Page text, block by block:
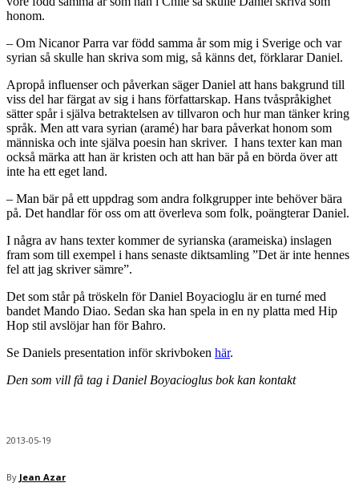
honom.
– Om Nicanor Parra var född samma år som mig i Sverige och var
syrian så skulle han skriva som mig, så känns det, förklarar Daniel.
Apropå influenser och påverkan säger Daniel att hans bakgrund till
viss del har färgat av sig i hans författarskap. Hans tvåspråkighet
sätter spår i själva betraktelsen av tillvaron och hur man tänker kring
språk. Men att vara syrian (aramé) har bara påverkat honom som
människa och inte själva poesin han skriver. I hans texter kan man
också märka att han är kristen och att han bär på en börda över att
inte ha ett eget land.
– Man bär på ett uppdrag som andra folkgrupper inte behöver bära
på. Det handlar för oss om att överleva som folk, poängterar Daniel.
I några av hans texter kommer de syrianska (arameiska) inslagen
fram som till exempel i hans senaste diktsamling ”Det är inte hennes
fel att jag skriver sämre”.
Det som står på tröskeln för Daniel Boyacioglu är en turné med
bandet Mando Diao. Sedan ska han spela in en ny platta med Hip
Hop stil avslöjar han för Bahro.
Se Daniels presentation inför skrivboken här.
Den som vill få tag i Daniel Boyacioglus bok kan kontakt
2013-05-19
By Jean Azar